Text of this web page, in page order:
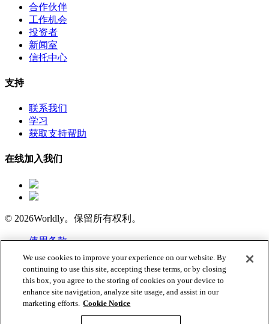
合作伙伴
工作机会
投资者
新闻室
信托中心
支持
联系我们
学习
获取支持帮助
在线加入我们
© 2026Worldly。保留所有权利。
使用条款
隐私政策
Cookie 通知
在我们的 LMS中查找Worldly 产品教程
中文 (简体)
We use cookies to improve your experience on our website. By
continuing to use this site, accepting these terms, or by closing
this box, you agree to the storing of cookies on your device to
enhance site navigation, analyze site usage, and assist in our
marketing efforts. Cookie Notice